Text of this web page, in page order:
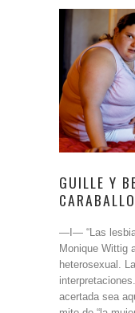
GUILLE Y
CARABALLO
―I― “Las
Monique Wittig
heterosexual.
acertada sea